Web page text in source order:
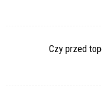
Czy przed